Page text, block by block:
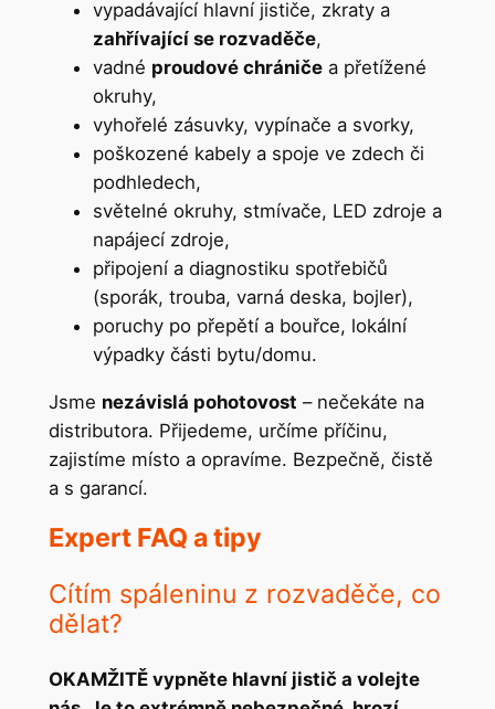
vypadávající hlavní jističe, zkraty a
zahřívající se rozvaděče,
vadné proudové chráničea přetížené
okruhy,
vyhořelé zásuvky, vypínače a svorky,
poškozené kabely a spoje ve zdech či
podhledech,
světelné okruhy, stmívače, LED zdroje a
napájecí zdroje,
připojení a diagnostiku spotřebičů
(sporák, trouba, varná deska, bojler),
poruchy po přepětí a bouřce, lokální
výpadky části bytu/domu.
Jsme nezávislá pohotovost – nečekáte na
distributora. Přijedeme, určíme příčinu,
zajistíme místo a opravíme. Bezpečně, čistě
a s garancí.
Expert FAQ a tipy
Cítím spáleninu z rozvaděče, co
dělat?
OKAMŽITĚ vypněte hlavní jistič a volejte